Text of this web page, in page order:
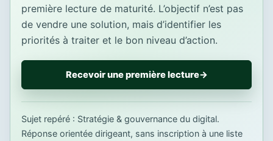
première lecture de maturité. L’objectif n’est pas
de vendre une solution, mais d’identifier les
priorités à traiter et le bon niveau d’action.
Recevoir une première lecture→
Sujet repéré : Stratégie & gouvernance du digital.
Réponse orientée dirigeant, sans inscription à une liste